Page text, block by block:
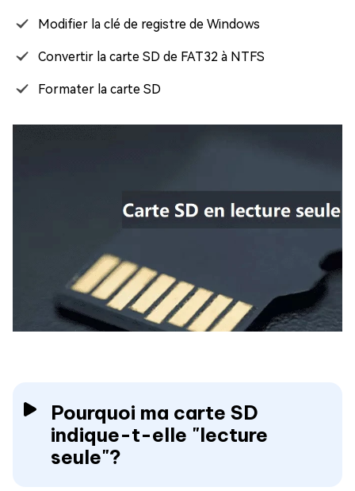
Modifier la clé de registre de Windows
Convertir la carte SD de FAT32 à NTFS
Formater la carte SD
Pourquoi ma carte SD
indique-t-elle "lecture
seule"?